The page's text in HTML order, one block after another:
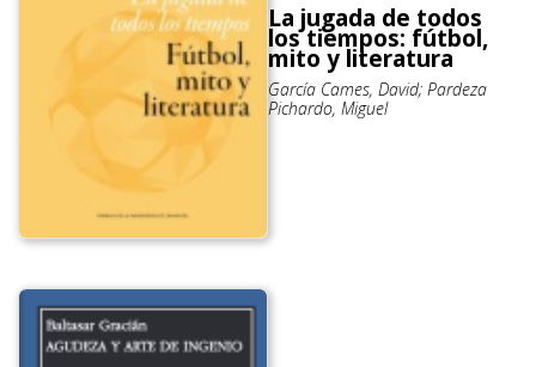
La jugada de todos
los tiempos: fútbol,
mito y literatura
García Cames, David; Pardeza
Pichardo, Miguel